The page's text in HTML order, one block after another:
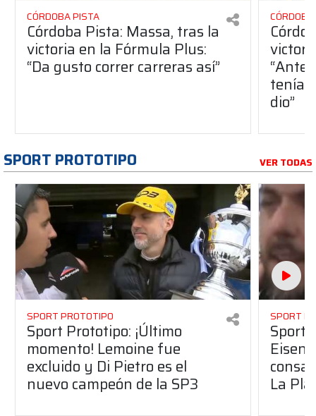
CÓRDOBA PISTA
Córdoba Pista: Massa, tras la
victoria en la Fórmula Plus:
“Da gusto correr carreras así”
dio”
SPORT PROTOTIPO VER TODAS
SPORT PROTOTIPO
Sport Prototipo: ¡Último
momento! Lemoine fue
excluido y Di Pietro es el
nuevo campeón de la SP3
SPORT
Sport
La